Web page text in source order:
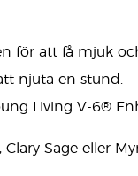
för att få mjuk
njuta en stund.
Living V-6®
Sage eller